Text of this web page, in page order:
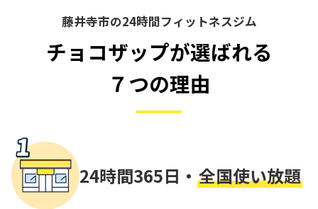
藤井寺市の24時間フィットネスジム
チョコザップが選ばれる
７つの理由
24時間365日・ 全国使い放題